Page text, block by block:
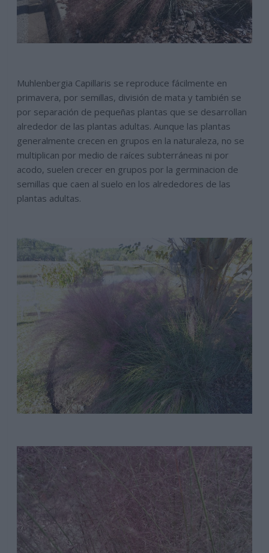
Muhlenbergia Capillaris se reproduce fácilmente en
primavera, por semillas, división de mata y también se
por separación de pequeñas plantas que se desarrollan
alrededor de las plantas adultas. Aunque las plantas
generalmente crecen en grupos en la naturaleza, no se
multiplican por medio de raíces subterráneas ni por
acodo, suelen crecer en grupos por la germinacion de
semillas que caen al suelo en los alrededores de las
plantas adultas.